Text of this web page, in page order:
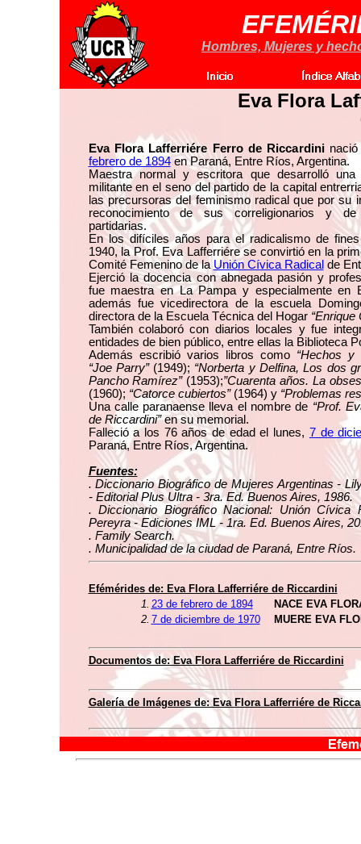
Hombres, Mujeres y
Eva Flora
Eva Flora Lafferriére Ferro de Riccardininació
febrero de 1894en Paraná, Entre Ríos, Argentina.
Maestra normal y escritora que desarrolló una
militante en el seno del partido de la capital
las precursoras del feminismo radical que por su
reconocimiento de sus correligionarios y de
partidarias.
En los difíciles años para el radicalismo de
1940, la Prof. Eva Lafferriére se convirtió en la
Comité Femenino de la Unión Cívica Radical de
Ejerció la docencia con abnegada pasión y
fue maestra en La Pampa y especialmente en
además fue vicedirectora de la escuela
directora de la Escuela Técnica del Hogar “Enrique
También colaboró con diarios locales y fue
entidades de bien público, entre ellas la Biblioteca
Además escribió varios libros como “Hechos y
“Joe Parry”(1949); “Norberta y Delfina, Los dos
Pancho Ramírez”(1953);”Cuarenta años. La
(1960); “Catorce cubiertos” (1964) y “Problemas
Una calle paranaense lleva el nombre de “Prof.
de Riccardini”en su memorial.
Falleció a los 76 años de edad el lunes, 7 de
Paraná, Entre Ríos, Argentina.
Fuentes:
. Diccionario Biográfico de Mujeres Argentinas -
- Editorial Plus Ultra - 3ra. Ed. Buenos Aires, 1986.
. Diccionario Biográfico Nacional: Unión Cívica
Pereyra - Ediciones IML - 1ra. Ed. Buenos Aires,
. Family Search.
. Municipalidad de la ciudad de Paraná, Entre Ríos.
Efémérides de: Eva Flora Lafferriére de Riccardini
1. 23 de febrero de 1894
NACE EVA
2. 7 de diciembre de 1970 MUERE EVA
Documentos de: Eva Flora Lafferriére de Riccardini
Galería de Imágenes de: Eva Flora Lafferriére de